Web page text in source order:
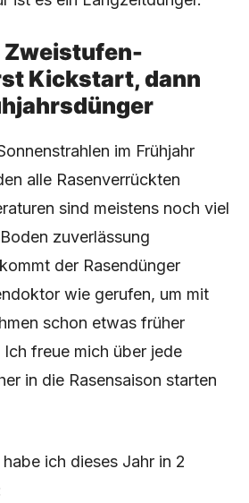
Zweistufen-
Kickstart, dann
im Frühjahr
alle Rasenverrückten
sind meistens noch viel
zuverlässung
der Rasendünger
wie gerufen, um mit
schon etwas früher
freue mich über jede
in die Rasensaison starten
ich dieses Jahr in 2